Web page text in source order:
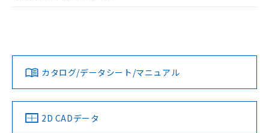
ログイン/会員登録
ダウンロードデータをご利用いただく前に、以下を必ずお読
みください。
ソフトウェアの使用条件
EU RoHS 注意事項・凡例
対応済み
中国 RoHS 注意事項・凡例
カタログ/データシート/マニュアル
2D CADデータ